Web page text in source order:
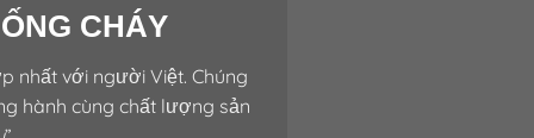
CHÁY
nhất với người Việt. Chúng
hành cùng chất lượng sản